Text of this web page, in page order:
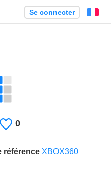
Se connecter
J'aime
0
référence XBOX360